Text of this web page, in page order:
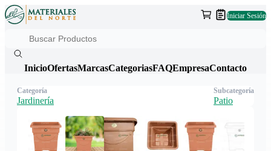
Iniciar Sesión
InicioOfertasMarcasCategoriasFAQEmpresaContacto
Categoría
Jardinería
Subcategoría
Patio